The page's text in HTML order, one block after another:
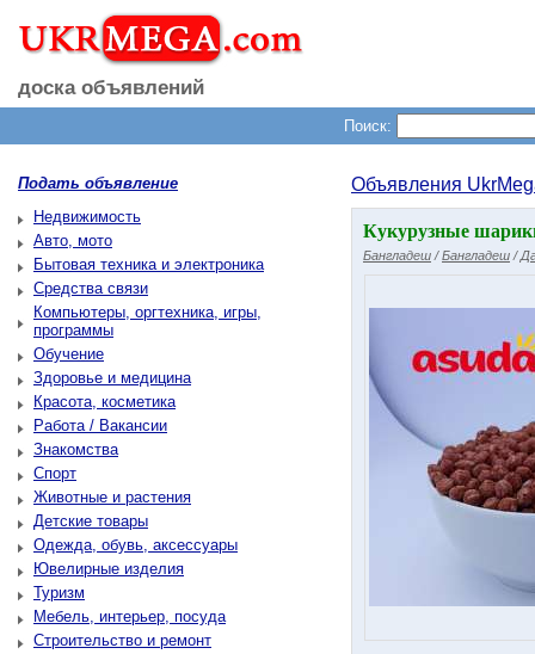
доска объявлений
Поиск:
Подать объявление
Недвижимость
Авто, мото
Бытовая техника и электроника
Средства связи
Компьютеры, оргтехника, игры,
программы
Обучение
Здоровье и медицина
Красота, косметика
Работа / Вакансии
Знакомства
Спорт
Животные и растения
Детские товары
Одежда, обувь, аксессуары
Ювелирные изделия
Туризм
Мебель, интерьер, посуда
Строительство и ремонт
Объявления
Кукурузные
Бангладеш /Бангладеш /